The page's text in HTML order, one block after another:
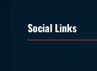
Social Links